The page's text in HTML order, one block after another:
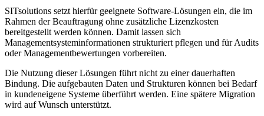
SITsolutions setzt hierfür geeignete Software-Lösungen ein, die im
Rahmen der Beauftragung ohne zusätzliche Lizenzkosten
bereitgestellt werden können. Damit lassen sich
Managementsysteminformationen strukturiert pflegen und für Audits
oder Managementbewertungen vorbereiten.
Die Nutzung dieser Lösungen führt nicht zu einer dauerhaften
Bindung. Die aufgebauten Daten und Strukturen können bei Bedarf
in kundeneigene Systeme überführt werden. Eine spätere Migration
wird auf Wunsch unterstützt.